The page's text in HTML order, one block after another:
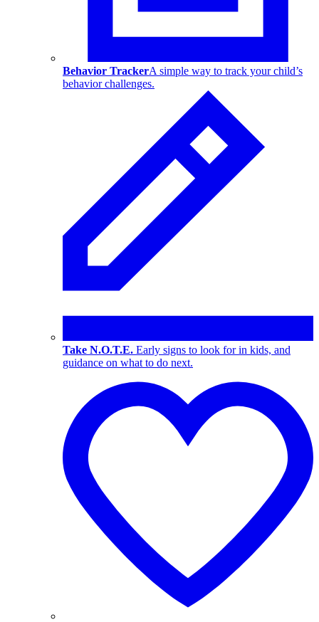
Behavior TrackerA simple way to track your child’s
behavior challenges.
Take N.O.T.E. Early signs to look for in kids, and
guidance on what to do next.